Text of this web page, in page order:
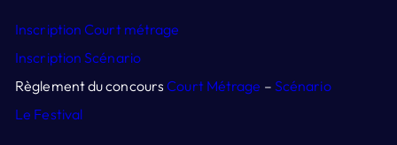
Inscription Court métrage
Inscription Scénario
Règlement du concours Court Métrage – Scénario
Le Festival